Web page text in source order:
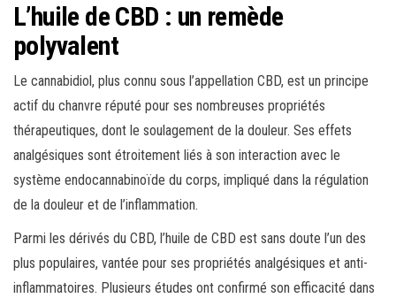
L’huile de CBD : un remède
polyvalent
Le cannabidiol, plus connu sous l’appellation CBD, est un principe
actif du chanvre réputé pour ses nombreuses propriétés
thérapeutiques, dont le soulagement de la douleur. Ses effets
analgésiques sont étroitement liés à son interaction avec le
système endocannabinoïde du corps, impliqué dans la régulation
de la douleur et de l’inflammation.
Parmi les dérivés du CBD, l’huile de CBD est sans doute l’un des
plus populaires, vantée pour ses propriétés analgésiques et anti-
inflammatoires. Plusieurs études ont confirmé son efficacité dans